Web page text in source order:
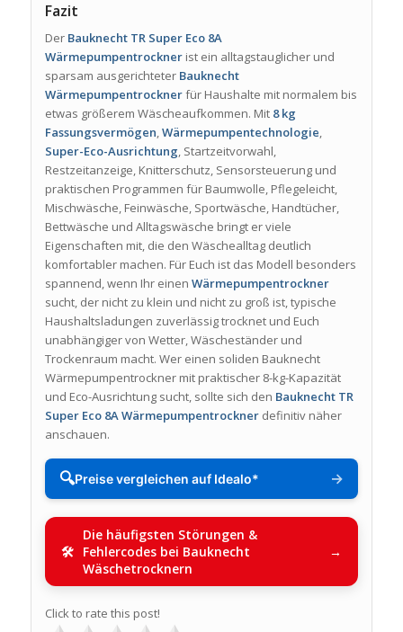
Fazit
Der Bauknecht TR Super Eco 8A
Wärmepumpentrocknerist ein alltagstauglicher und
sparsam ausgerichteter Bauknecht
Wärmepumpentrocknerfür Haushalte mit normalem bis
etwas größerem Wäscheaufkommen. Mit 8 kg
Fassungsvermögen,Wärmepumpentechnologie,
Super-Eco-Ausrichtung, Startzeitvorwahl,
Restzeitanzeige, Knitterschutz, Sensorsteuerung und
praktischen Programmen für Baumwolle, Pflegeleicht,
Mischwäsche, Feinwäsche, Sportwäsche, Handtücher,
Bettwäsche und Alltagswäsche bringt er viele
Eigenschaften mit, die den Wäschealltag deutlich
komfortabler machen. Für Euch ist das Modell besonders
spannend, wenn Ihr einen Wärmepumpentrockner
sucht, der nicht zu klein und nicht zu groß ist, typische
Haushaltsladungen zuverlässig trocknet und Euch
unabhängiger von Wetter, Wäscheständer und
Trockenraum macht. Wer einen soliden Bauknecht
Wärmepumpentrockner mit praktischer 8-kg-Kapazität
und Eco-Ausrichtung sucht, sollte sich den Bauknecht TR
Super Eco 8A Wärmepumpentrocknerdefinitiv näher
anschauen.
🔍Preise vergleichen auf Idealo* →
Die häufigsten Störungen &
Fehlercodes bei Bauknecht
Wäschetrocknern
Click to rate this post!